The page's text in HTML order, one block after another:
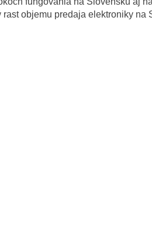
objemu predaja elektroniky na